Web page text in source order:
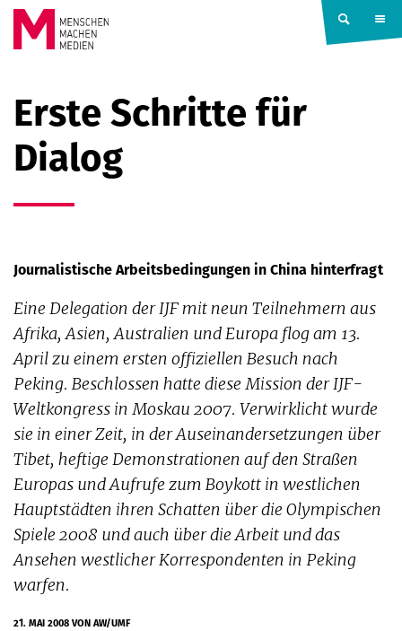
Springe zum Inhalt
MACHEN
MEDIEN
Erste Schritte für
Dialog
Journalistische Arbeitsbedingungen in China hinterfragt
Eine Delegation der IJF mit neun Teilnehmern aus
Afrika, Asien, Australien und Europa flog am 13.
April zu einem ersten offiziellen Besuch nach
Peking. Beschlossen hatte diese Mission der IJF-
Weltkongress in Moskau 2007. Verwirklicht wurde
sie in einer Zeit, in der Auseinandersetzungen über
Tibet, heftige Demonstrationen auf den Straßen
Europas und Aufrufe zum Boykott in westlichen
Hauptstädten ihren Schatten über die Olympischen
Spiele 2008 und auch über die Arbeit und das
Ansehen westlicher Korrespondenten in Peking
warfen.
21. MAI 2008VON AW/UMF